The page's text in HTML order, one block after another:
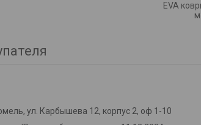
EVA
ул. Карбышева 12, корпус 2, оф 1-10